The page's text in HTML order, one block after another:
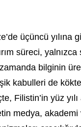
üçüncü yılına
süreci,
bilginin
kabulleri de
Filistin’in yüz
medya, akademi